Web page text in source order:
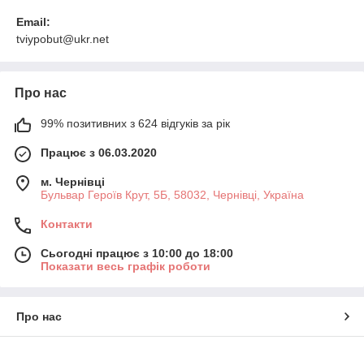
Email:
tviypobut@ukr.net
Про нас
99% позитивних з 624 відгуків за рік
Працює з 06.03.2020
м. Чернівці
Бульвар Героїв Крут, 5Б, 58032, Чернівці, Україна
Контакти
Сьогодні працює з 10:00 до 18:00
Показати весь графік роботи
Про нас